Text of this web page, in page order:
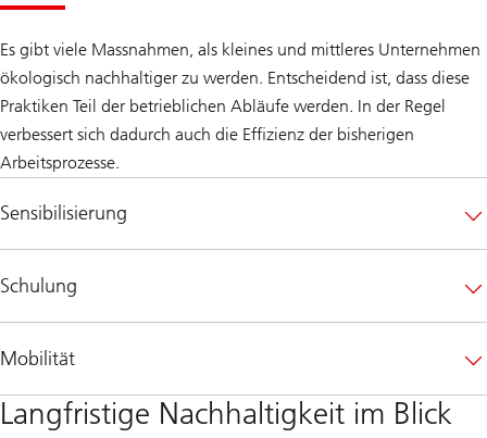
Es gibt viele Massnahmen, als kleines und mittleres Unternehmen
ökologisch nachhaltiger zu werden. Entscheidend ist, dass diese
Praktiken Teil der betrieblichen Abläufe werden. In der Regel
verbessert sich dadurch auch die Effizienz der bisherigen
Arbeitsprozesse.
Sensibilisierung
Schulung
Mobilität
Langfristige Nachhaltigkeit im Blick